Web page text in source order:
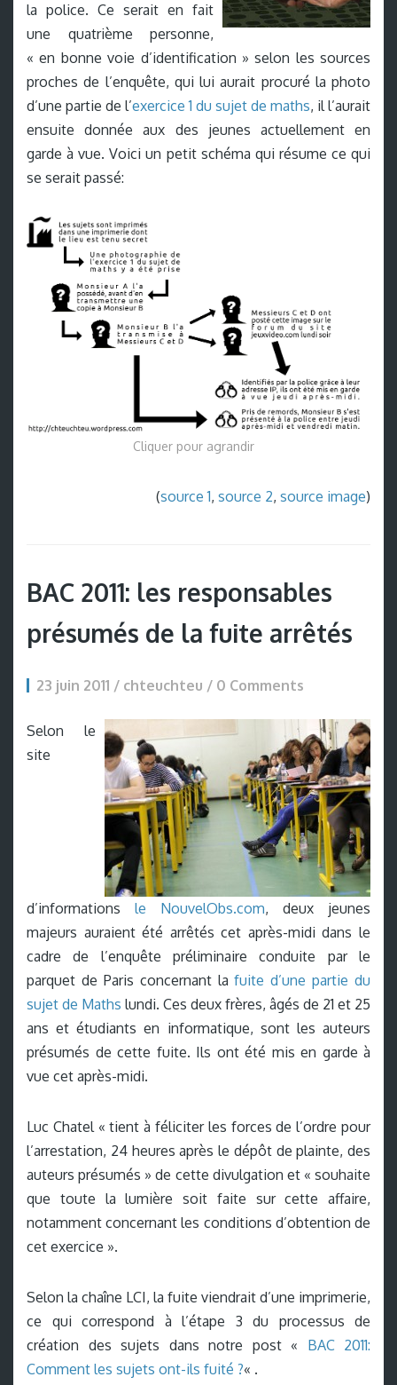
la police. Ce serait en fait
une quatrième personne,
« en bonne voie d’identification » selon les sources
proches de l’enquête, qui lui aurait procuré la photo
d’une partie de l’exercice 1 du sujet de maths, il l’aurait
ensuite donnée aux des jeunes actuellement en
garde à vue. Voici un petit schéma qui résume ce qui
se serait passé:
Cliquer pour agrandir
(source 1, source 2, source image)
BAC 2011: les responsables
présumés de la fuite arrêtés
23 juin 2011 / chteuchteu / 0 Comments
Selon le
site
d’informations le NouvelObs.com, deux jeunes
majeurs auraient été arrêtés cet après-midi dans le
cadre de l’enquête préliminaire conduite par le
parquet de Paris concernant lafuite d’une partie du
sujet de Maths lundi. Ces deux frères, âgés de 21 et 25
ans et étudiants en informatique, sont les auteurs
présumés de cette fuite. Ils ont été mis en garde à
vue cet après-midi.
Luc Chatel « tient à féliciter les forces de l’ordre pour
l’arrestation, 24 heures après le dépôt de plainte, des
auteurs présumés » de cette divulgation et « souhaite
que toute la lumière soit faite sur cette affaire,
notamment concernant les conditions d’obtention de
cet exercice ».
Selon la chaîne LCI, la fuite viendrait d’une imprimerie,
ce qui correspond à l’étape 3 du processus de
création des sujets dans notre post « BAC 2011:
Comment les sujets ont-ils fuité ?« .